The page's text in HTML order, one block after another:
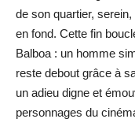
de son quartier,
en fond. Cette fin
Balboa : un homme
reste debout grâce à
un adieu digne et
personnages du